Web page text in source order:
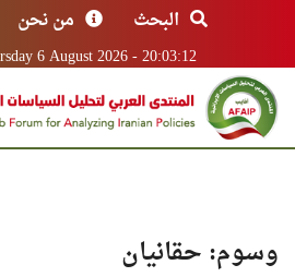
البحث من نحن
6 August 2026 - 20:03:12
وسوم: حقانيان